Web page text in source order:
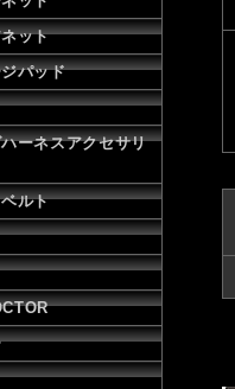
ット
パッド
ーネスアクセサリ
ルト